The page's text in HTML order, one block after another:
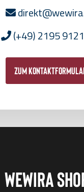
(+49) 2195
zum
Wewira